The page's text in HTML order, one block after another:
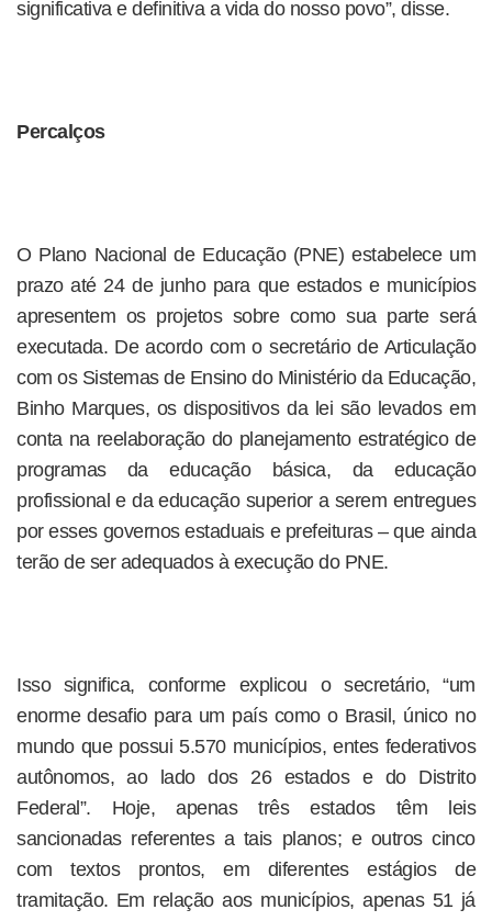
significativa e definitiva a vida do nosso povo”, disse.
Percalços
O Plano Nacional de Educação (PNE) estabelece um
prazo até 24 de junho para que estados e municípios
apresentem os projetos sobre como sua parte será
executada. De acordo com o secretário de Articulação
com os Sistemas de Ensino do Ministério da Educação,
Binho Marques, os dispositivos da lei são levados em
conta na reelaboração do planejamento estratégico de
programas da educação básica, da educação
profissional e da educação superior a serem entregues
por esses governos estaduais e prefeituras – que ainda
terão de ser adequados à execução do PNE.
Isso significa, conforme explicou o secretário, “um
enorme desafio para um país como o Brasil, único no
mundo que possui 5.570 municípios, entes federativos
autônomos, ao lado dos 26 estados e do Distrito
Federal”. Hoje, apenas três estados têm leis
sancionadas referentes a tais planos; e outros cinco
com textos prontos, em diferentes estágios de
tramitação. Em relação aos municípios, apenas 51 já